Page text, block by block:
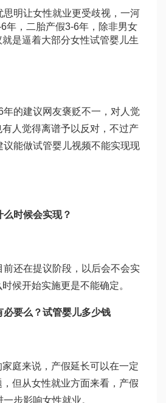
思明让女性就业更受歧视，一河
年，二胎产假3-6年，除非男女
是逼着大部分女性试管婴儿生
的建议网友褒贬不一，对人觉
人觉得离谱予以反对，不过产
议能做试管婴儿视频不能实现现
时候会实现？
前还在提议阶段，以后会不会实
候开始实施更是不能确定。
必要么？试管婴儿多少钱
庭来说，产假延长可以在一定
但从女性就业方面来看，产假
步影响女性就业。